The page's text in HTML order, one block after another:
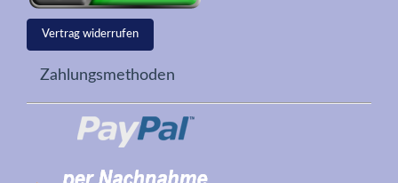
Vertrag widerrufen
Zahlungsmethoden